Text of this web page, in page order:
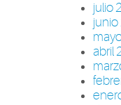
julio
abril